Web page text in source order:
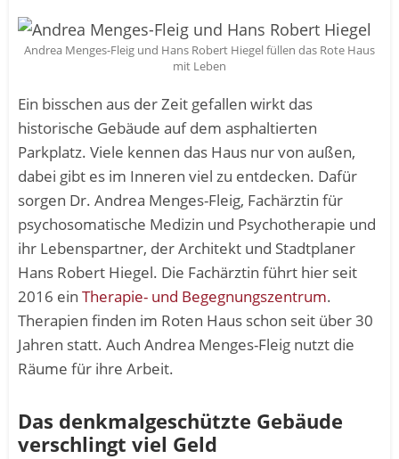
Andrea Menges-Fleig und Hans Robert Hiegel füllen das Rote Haus
mit Leben
Ein bisschen aus der Zeit gefallen wirkt das
historische Gebäude auf dem asphaltierten
Parkplatz. Viele kennen das Haus nur von außen,
dabei gibt es im Inneren viel zu entdecken. Dafür
sorgen Dr. Andrea Menges-Fleig, Fachärztin für
psychosomatische Medizin und Psychotherapie und
ihr Lebenspartner, der Architekt und Stadtplaner
Hans Robert Hiegel. Die Fachärztin führt hier seit
2016 ein Therapie- und Begegnungszentrum.
Therapien finden im Roten Haus schon seit über 30
Jahren statt. Auch Andrea Menges-Fleig nutzt die
Räume für ihre Arbeit.
Das denkmalgeschützte Gebäude
verschlingt viel Geld